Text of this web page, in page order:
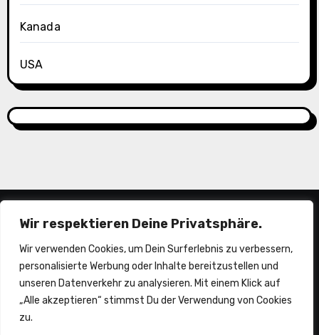
Wir respektieren Deine Privatsphäre.
Wir verwenden Cookies, um Dein Surferlebnis zu verbessern,
personalisierte Werbung oder Inhalte bereitzustellen und
unseren Datenverkehr zu analysieren. Mit einem Klick auf
„Alle akzeptieren“ stimmst Du der Verwendung von Cookies
zu.
Kanada
USA